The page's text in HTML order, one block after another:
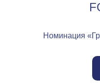
Номинация